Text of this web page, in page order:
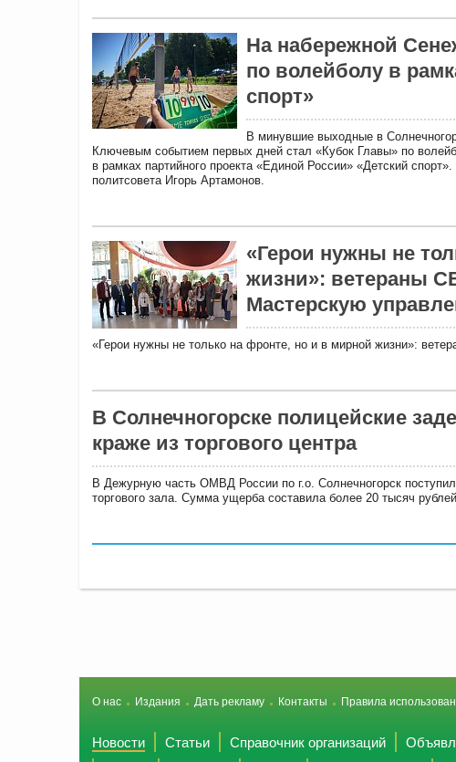
На набережной
по волейболу в
спорт»
В минувшие выходные в
Ключевым событием первых дней стал «Кубок Главы» по
в рамках партийного проекта «Единой России» «Детский
политсовета Игорь Артамонов.
«Герои нужны не
жизни»: ветераны
Мастерскую
«Герои нужны не только на фронте, но и в мирной жизни»:
В Солнечногорске полицейские
краже из торгового центра
В Дежурную часть ОМВД России по г.о. Солнечногорск
торгового зала. Сумма ущерба составила более 20 тысяч рублей.
О нас Издания Дать рекламу Контакты Правила
Новости Статьи Справочник организаций